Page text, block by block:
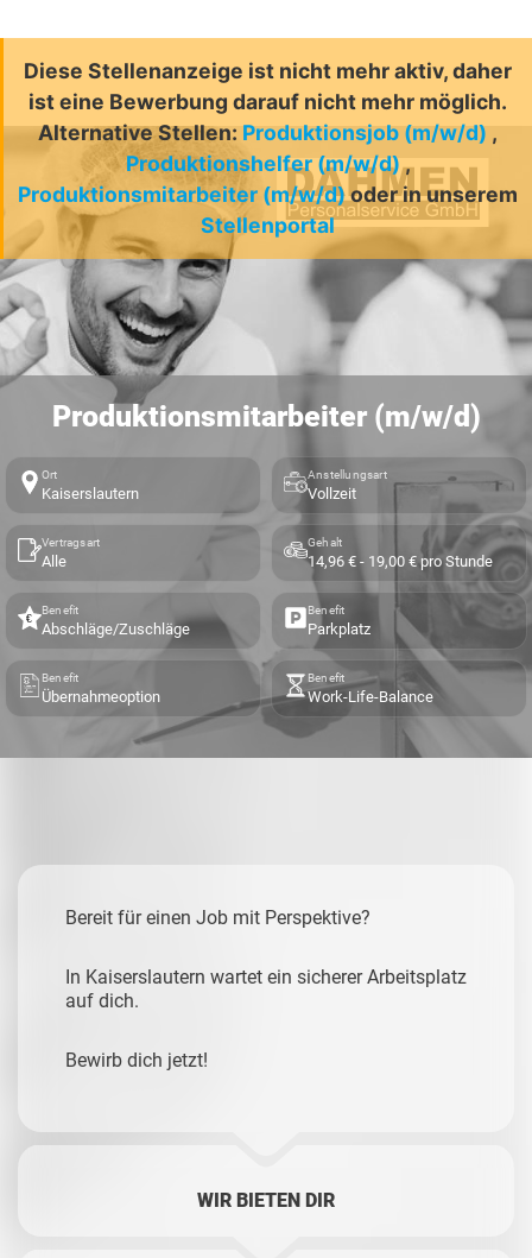
Diese Stellenanzeige ist nicht mehr aktiv, daher
ist eine Bewerbung darauf nicht mehr möglich.
Alternative Stellen: Produktionsjob (m/w/d) ,
Produktionshelfer (m/w/d),
Produktionsmitarbeiter (m/w/d)oder in unserem
Stellenportal
Produktionsmitarbeiter (m/w/d)
Ort
Kaiserslautern
Anstellungsart
Vollzeit
Vertragsart
Alle
Gehalt
14,96 € - 19,00 € pro Stunde
Benefit
Abschläge/Zuschläge
Benefit
Parkplatz
Benefit
Übernahmeoption
Benefit
Work-Life-Balance
Bereit für einen Job mit Perspektive?
In Kaiserslautern wartet ein sicherer Arbeitsplatz
auf dich.
Bewirb dich jetzt!
WIR BIETEN DIR